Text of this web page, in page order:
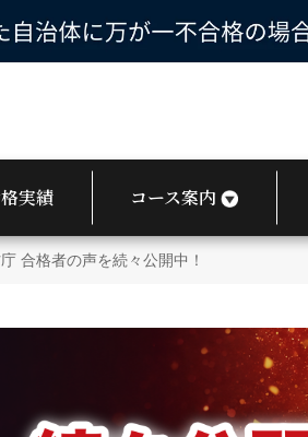
実績 コース案内
合格者の声を続々公開中！